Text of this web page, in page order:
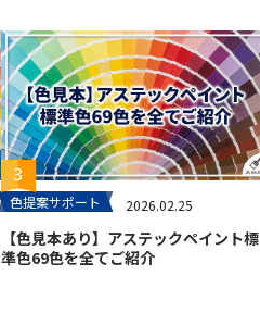
色提案サポート 2026.02.25
【色見本あり】アステックペイント標
準色69色を全てご紹介